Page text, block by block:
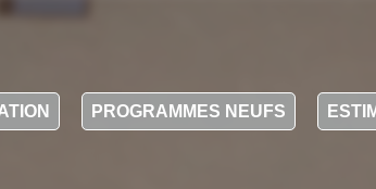
PROGRAMMES NEUFS